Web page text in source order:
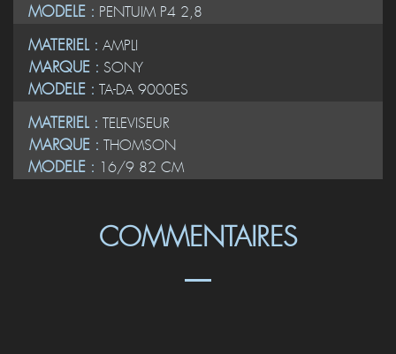
MODELE : PENTUIM P4 2,8
MATERIEL : AMPLI
MARQUE : SONY
MODELE : TA-DA 9000ES
MATERIEL : TELEVISEUR
MARQUE : THOMSON
MODELE : 16/9 82 CM
COMMENTAIRES